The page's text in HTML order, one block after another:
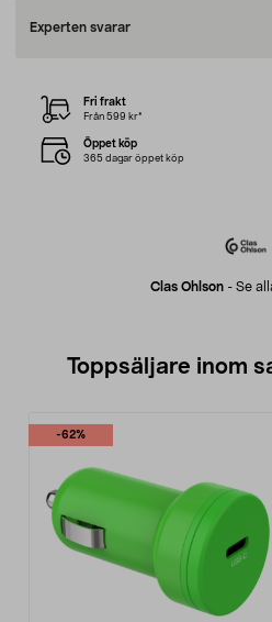
Experten svarar
Clas Ohlson - Se
Fri frakt
Från 599 kr*
Öppet köp
365 dagar öppet köp
Toppsäljare inom
-62%